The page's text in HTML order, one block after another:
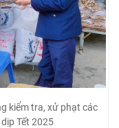
kiểm tra, xử phạt các
Tết 2025